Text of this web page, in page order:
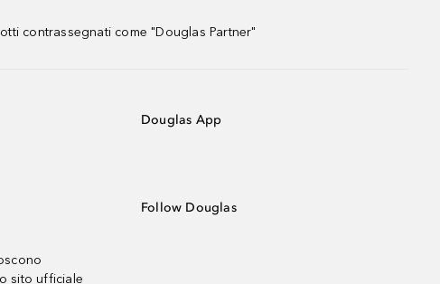
contrassegnati come "Douglas Partner"
sito ufficiale
Douglas App
Follow Douglas